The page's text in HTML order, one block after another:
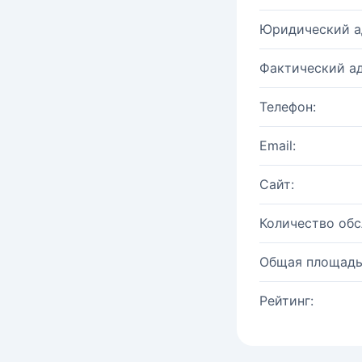
Юридический
Фактический
Телефон:
Email:
Сайт:
Количество
Общая
Рейтинг: